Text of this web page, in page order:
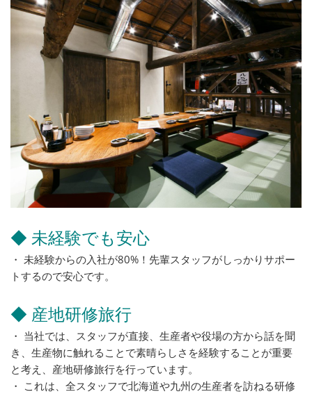
◆ 未経験でも安心
・ 未経験からの入社が80%！先輩スタッフがしっかりサポー
トするので安心です。
◆ 産地研修旅行
・ 当社では、スタッフが直接、生産者や役場の方から話を聞
き、生産物に触れることで素晴らしさを経験することが重要
と考え、産地研修旅行を行っています。
・ これは、全スタッフで北海道や九州の生産者を訪ねる研修